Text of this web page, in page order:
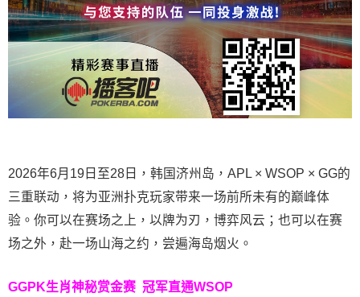
2026年6月19日至28日，韩国济州岛，APL × WSOP × GG的
三重联动，将为亚洲扑克玩家带来一场前所未有的巅峰体
验。 你可以在赛场之上，以牌为刃，博弈风云；也可以在赛
场之外，赴一场山海之约，尝遍海岛烟火。
GGPK生肖神秘赏金赛 冠军直通WSOP